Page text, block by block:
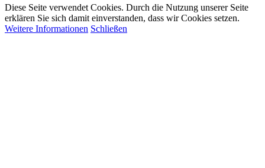
Diese Seite verwendet Cookies. Durch die Nutzung unserer Seite
erklären Sie sich damit einverstanden, dass wir Cookies setzen.
Weitere Informationen Schließen